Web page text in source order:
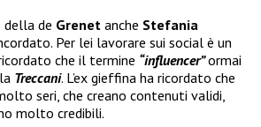
de Grenet anche Stefania
Per lei lavorare sui social è un
che il termine “influencer”ormai
Treccani. L’ex gieffina ha ricordato che
seri, che creano contenuti validi,
molto credibili.